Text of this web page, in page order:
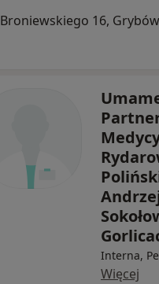
Broniewskiego 16, Grybów
Interna,
Więcej